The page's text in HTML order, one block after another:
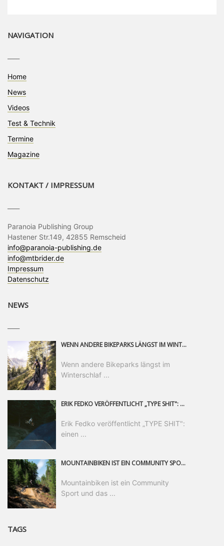
NAVIGATION
Home
News
Videos
Test & Technik
Termine
Magazine
KONTAKT / IMPRESSUM
Paranoia Publishing Group
Hastener Str.149, 42855 Remscheid
info@paranoia-publishing.de
info@mtbrider.de
Impressum
Datenschutz
NEWS
WENN ANDERE BIKEPARKS LÄNGST IM WINTERSCHLAF SIND, IST MAN IN SAALFELDEN LEOGANG IMMER NOCH AM MOUNTAINBIKEN. IST DER HERBST DIE SCHÖNSTE ZEIT DES JAHRES? AUF DEN TRAILS RUND UM SAALFELDEN LEOGANG UND IM EPIC BIKEPARK LEOGANG IST ER DAS AUF JEDEN FALL – UND DIE GEFÜHLT DIE LÄNGSTE NOCH DAZU. NOCH BIS MINDESTENS 8. NOVEMBER STEHT DAS PINZGAUER MOUNTAINBIKE-PARADIES ALLEN RIDERN OFFEN, DIE EINFACH NICHT GENUG KRIEGEN KÖNNEN. DABEI HÄLT DIE GOLDENE JAHRESZEIT IN SAALFELDEN LEOGANG WEIT MEHR ALS LINES, TRAILS UND HERBSTPANORAMEN BEREIT: MIT DEM BIKE FESTIVAL, VERSCHIEDENEN LADIES SHRED EVENTS UND EINEM DIE GESAMTE SAISON ANDAUERNDEN PHOTO CONTEST ZUM 25-JÄHRIGEN BIKEPARK-JUBILÄUM GIBT ES RUND UM ÖSTERREICHS ÄLTESTEN BIKEPARK EINIGES ZU ERLEBEN.
Wenn andere Bikeparks längst im
Winterschlaf ...
ERIK FEDKO VERÖFFENTLICHT „TYPE SHIT": EINEN 23-MINÜTIGEN MOUNTAINBIKE-FILM, ÜBER DREI JAHRE RUND UM DIE WELT GEDREHT. ZEITGLEICH LAUNCHT ER DIE GLEICHNAMIGE KOLLEKTION SEINER BRAND TYPE. EIN SEGMENT DES FILMS ERSCHEINT SEPARAT AUF RED BULL BIKE.
Erik Fedko veröffentlicht „TYPE SHIT":
einen ...
MOUNTAINBIKEN IST EIN COMMUNITY SPORT UND DAS BEWEIST SICH IN DER BIKE REPUBLIC SÖLDEN GERADE EINDRUCKSVOLL AUF ALLEN LEVELN. FREERIDE PROFI, SHAPERIN UND FRISCH GEWÄHLTE SWATCH NINES MVP VERO SANDLER IST BEGEISTERT VON DER VIELFALT DER BIKE DESTINATION, DER NEUEN JUMPLINE UND PLÄDIERT FÜR MUT BEI (FRAUEN) COMMUNITIES. VERO UND IHR VERLOBTER SAM HODGES VERBRINGEN MEHRERE MONATE IN DER BIKE REPUBLIC UND LASSEN UNS DARAN TEILHABEN. UM COMMUNITY GEHT ES AUCH BEI DER PARTNERSCHAFT ZWISCHEN SÖLDEN UND DEM NEUEN RIDERS PARK DONOVALY IN DER SLOWAKEI: DER DORTIGE TOURISMUSDIREKTOR JIRI PEC IST ÜBERZEUGT: VON MEHR BIKEPARKS PROFITIERT DIE GANZE MTB-SZENE – UND MIT DOMINIK LINSER, GESCHÄFTSFÜHRER DER BRS, HAT ER DAMIT DEN PERFEKTEN PARTNER GEFUNDEN.
Mountainbiken ist ein Community
Sport und das ...
TAGS